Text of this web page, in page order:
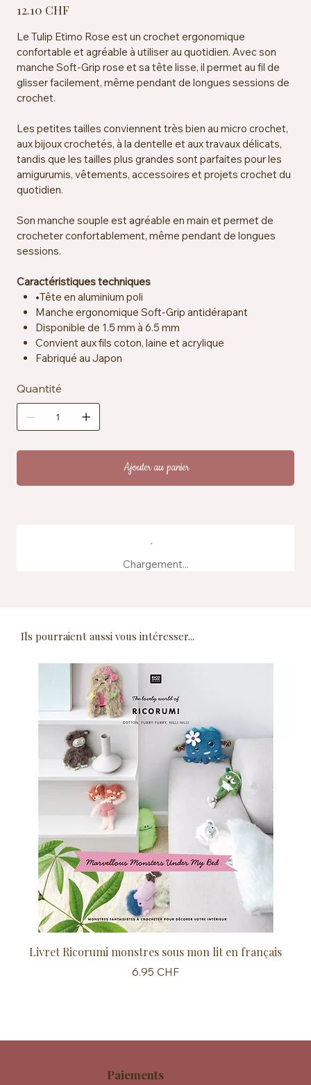
12.10 CHF
Le Tulip Etimo Rose est un crochet ergonomique
confortable et agréable à utiliser au quotidien. Avec son
manche Soft-Grip rose et sa tête lisse, il permet au fil de
glisser facilement, même pendant de longues sessions de
crochet.
Les petites tailles conviennent très bien au micro crochet,
aux bijoux crochetés, à la dentelle et aux travaux délicats,
tandis que les tailles plus grandes sont parfaites pour les
amigurumis, vêtements, accessoires et projets crochet du
quotidien.
Son manche souple est agréable en main et permet de
crocheter confortablement, même pendant de longues
sessions.
Caractéristiques techniques
•Tête en aluminium poli
Manche ergonomique Soft-Grip antidérapant
Disponible de 1.5 mm à 6.5 mm
Convient aux fils coton, laine et acrylique
Fabriqué au Japon
Quantité
Ajouter au panier
Chargement...
Ils pourraient aussi vous intéresser...
Livret Ricorumi monstres sous mon lit en français
Prix
6.95 CHF
Paiements